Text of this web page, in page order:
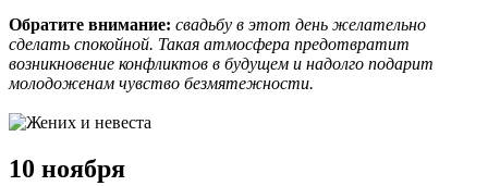
Обратите внимание: свадьбу в этот день желательно
сделать спокойной. Такая атмосфера предотвратит
возникновение конфликтов в будущем и надолго подарит
молодоженам чувство безмятежности.
10 ноября